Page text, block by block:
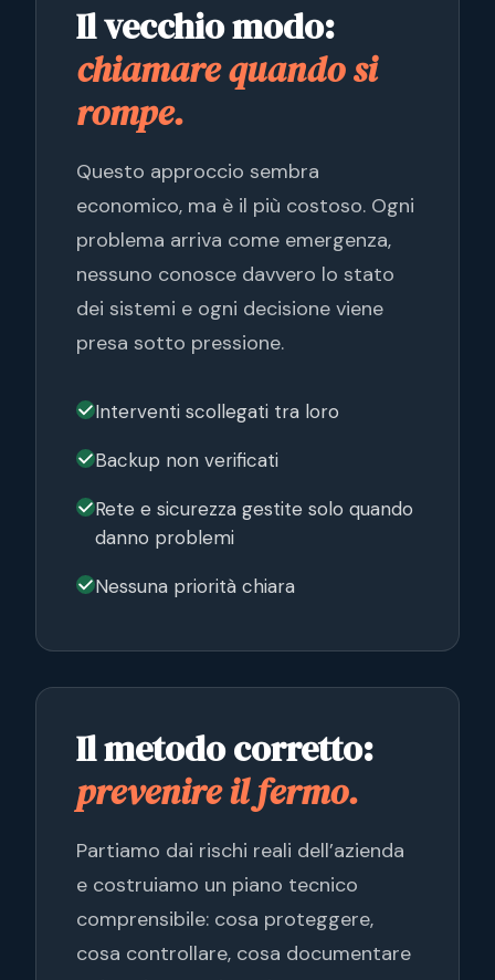
Il vecchio modo:
chiamare quando si
rompe.
Questo approccio sembra
economico, ma è il più costoso. Ogni
problema arriva come emergenza,
nessuno conosce davvero lo stato
dei sistemi e ogni decisione viene
presa sotto pressione.
Interventi scollegati tra loro
Backup non verificati
Rete e sicurezza gestite solo quando
danno problemi
Nessuna priorità chiara
Il metodo corretto:
prevenire il fermo.
Partiamo dai rischi reali dell’azienda
e costruiamo un piano tecnico
comprensibile: cosa proteggere,
cosa controllare, cosa documentare